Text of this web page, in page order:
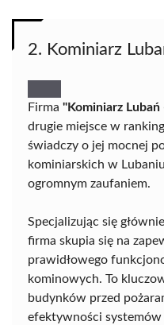
2. Kominiarz
Firma "Kominiarz
drugie miejsce w
świadczy o jej mocnej
kominiarskich w
ogromnym zaufaniem.
Specjalizując się
firma skupia się na
prawidłowego
kominowych. To
budynków przed
efektywności systemów